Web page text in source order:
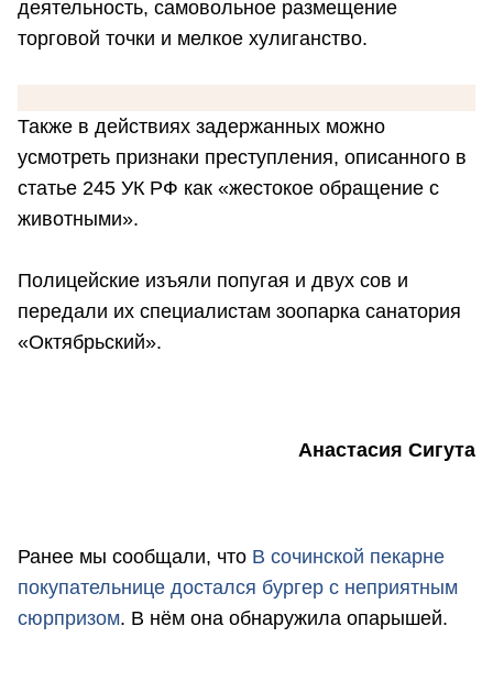
деятельность, самовольное размещение
торговой точки и мелкое хулиганство.
Также в действиях задержанных можно
усмотреть признаки преступления, описанного в
статье 245 УК РФ как «жестокое обращение с
животными».
Полицейские изъяли попугая и двух сов и
передали их специалистам зоопарка санатория
«Октябрьский».
Анастасия Сигута
Ранее мы сообщали, что В сочинской пекарне
покупательнице достался бургер с неприятным
сюрпризом. В нём она обнаружила опарышей.